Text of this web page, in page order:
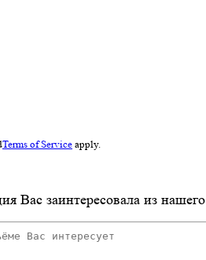
Terms of Service apply.
Вас заинтересовала из